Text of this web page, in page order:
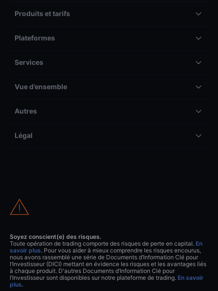
Produits et tarifs
Plateformes
Services
Vue d’ensemble
Autres
Légal
Soyez conscient(e) des risques.
Toute opération de trading comporte des risques de perte en capital. En
savoir plus. Pour vous aider à mieux comprendre les risques encourus,
nous avons rassemblé une série de Documents d’Information Clé pour
l’Investisseur (DICI) mettant en évidence les risques et les avantages liés
à chaque produit. D'autres Documents d’Information Clé pour
l’Investisseur sont disponibles sur notre plateforme de trading. En savoir
plus.